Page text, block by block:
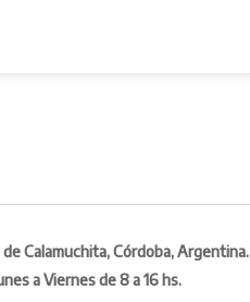
Calamuchita, Córdoba, Argentina.
a Viernes de 8 a 16 hs.